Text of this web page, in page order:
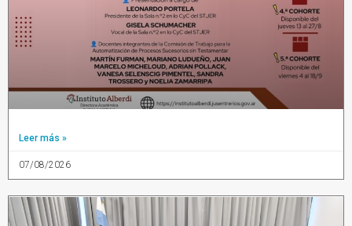
Leer más »
07/08/2026